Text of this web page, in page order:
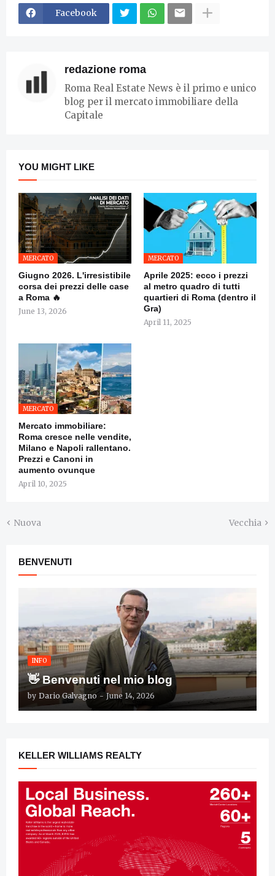
Facebook
redazione roma
Roma Real Estate News è il primo e unico
blog per il mercato immobiliare della
Capitale
YOU MIGHT LIKE
MERCATO
Giugno 2026. L'irresistibile
corsa dei prezzi delle case
a Roma 🔥
June 13, 2026
MERCATO
Aprile 2025: ecco i prezzi
al metro quadro di tutti
quartieri di Roma (dentro il
Gra)
April 11, 2025
MERCATO
Mercato immobiliare:
Roma cresce nelle vendite,
Milano e Napoli rallentano.
Prezzi e Canoni in
aumento ovunque
April 10, 2025
Nuova Vecchia
BENVENUTI
INFO
👋 Benvenuti nel mio blog
by Dario Galvagno - June 14, 2026
KELLER WILLIAMS REALTY